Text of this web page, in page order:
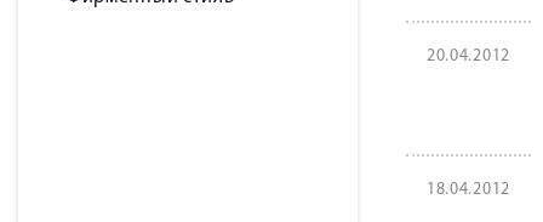
20.04.2012
18.04.2012